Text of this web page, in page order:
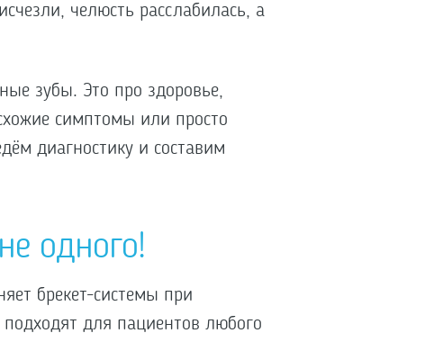
челюсть расслабилась, а
зубы. Это про здоровье,
симптомы или просто
диагностику и составим
одного!
брекет-системы при
для пациентов любого